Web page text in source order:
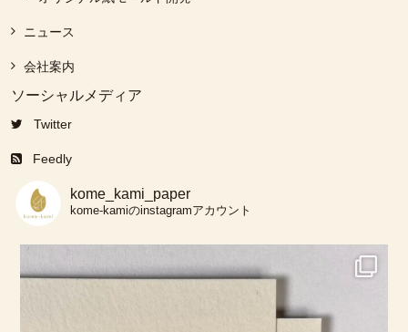
ニュース
会社案内
ソーシャルメディア
Twitter
Feedly
kome_kami_paper
kome-kamiのinstagramアカウント